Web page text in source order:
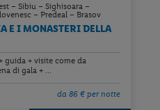
– Sibiu – Sighisoara –
– Predeal – Brasov
E I MONASTERI DELLA
guida + visite come da
di gala + ...
da 86 € per notte